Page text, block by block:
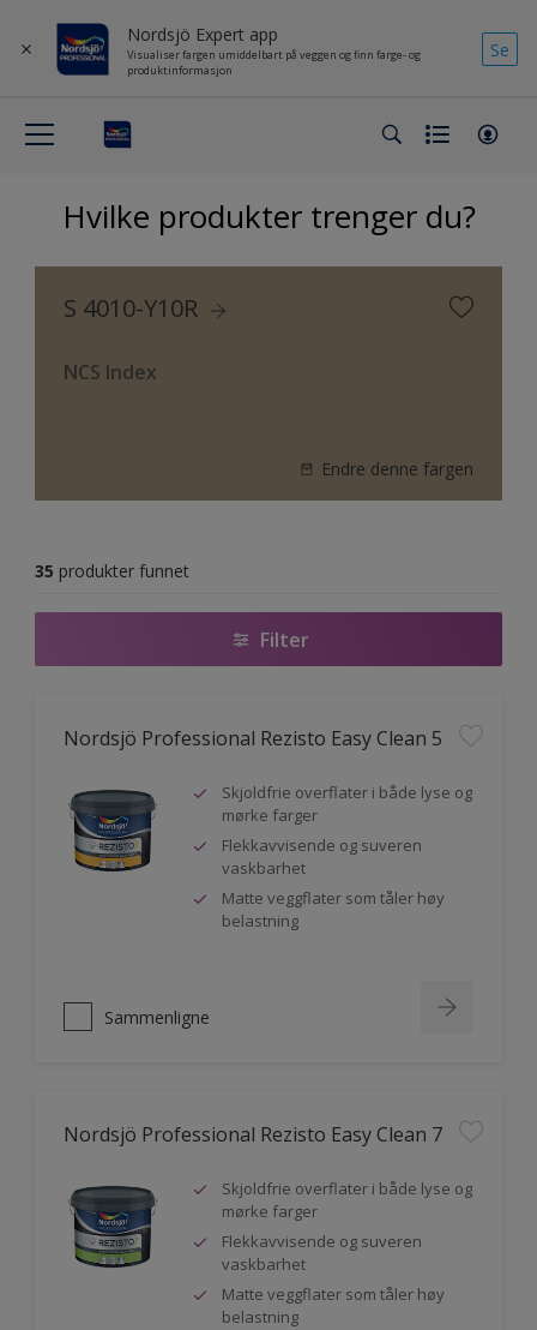
Nordsjö Expert app
Visualiser fargen umiddelbart på veggen og finn farge- og
produktinformasjon
Se
Hvilke produkter trenger du?
S 4010-Y10R
NCS Index
Endre denne fargen
35 produkter funnet
Filter
Nordsjö Professional Rezisto Easy Clean 5
Skjoldfrie overflater i både lyse og
mørke farger
Flekkavvisende og suveren
vaskbarhet
Matte veggflater som tåler høy
belastning
Sammenligne
Nordsjö Professional Rezisto Easy Clean 7
Skjoldfrie overflater i både lyse og
mørke farger
Flekkavvisende og suveren
vaskbarhet
Matte veggflater som tåler høy
belastning